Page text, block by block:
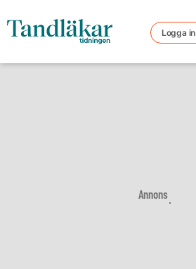
Logga in
Annons